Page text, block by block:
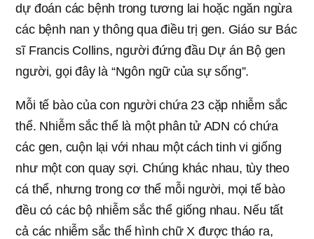
dự đoán các bệnh trong tương lai hoặc ngăn ngừa
các bệnh nan y thông qua điều trị gen. Giáo sư Bác
sĩ Francis Collins, người đứng đầu Dự án Bộ gen
người, gọi đây là “Ngôn ngữ của sự sống”.
Mỗi tế bào của con người chứa 23 cặp nhiễm sắc
thể. Nhiễm sắc thể là một phân tử ADN có chứa
các gen, cuộn lại với nhau một cách tinh vi giống
như một con quay sợi. Chúng khác nhau, tùy theo
cá thể, nhưng trong cơ thể mỗi người, mọi tế bào
đều có các bộ nhiễm sắc thể giống nhau. Nếu tất
cả các nhiễm sắc thể hình chữ X được tháo ra,